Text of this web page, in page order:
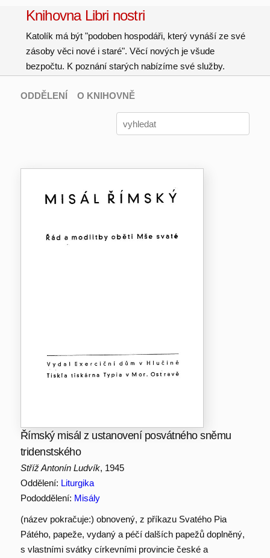
Knihovna Libri nostri
Katolík má být "podoben hospodáři, který vynáší ze své
zásoby věci nové i staré". Věcí nových je všude
bezpočtu. K poznání starých nabízíme své služby.
ODDĚLENÍ O KNIHOVNĚ
Římský misál z ustanovení posvátného sněmu
tridenstského
Stříž Antonín Ludvík, 1945
Oddělení: Liturgika
Pododdělení: Misály
(název pokračuje:) obnovený, z příkazu Svatého Pia
Pátého, papeže, vydaný a péčí dalších papežů doplněný,
s vlastními svátky církevními provincie české a